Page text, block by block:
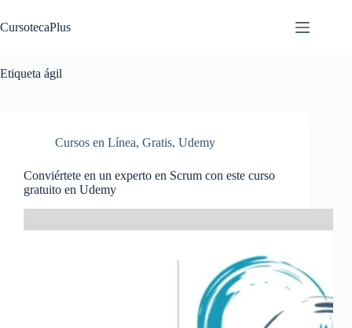
al
contenido
CursotecaPlus
Etiqueta ágil
Cursos en Línea, Gratis, Udemy
Conviértete en un experto en Scrum con este curso
gratuito en Udemy